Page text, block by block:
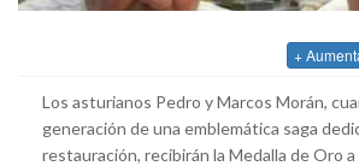
+
Los asturianos Pedro y Marcos Morán,
generación de una emblemática saga
restauración, recibirán la Medalla de Oro a